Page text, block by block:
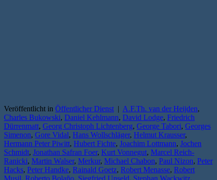
Veröffentlicht in Öffentlicher Dienst | A.F.Th. van der Heijden,
Charles Bukowski, Daniel Kehlmann, David Lodge, Friedrich
Dürrenmatt, Georg Christoph Lichtenberg, George Tabori, Georges
Simenon, Gore Vidal, Hans Wollschläger, Helmut Krausser,
Hermann Peter Piwitt, Hubert Fichte, Joachim Lottmann, Jochen
Schmidt, Jonathan Safran Foer, Kurt Vonnegut, Marcel Reich-
Ranicki, Martin Walser, Merkur, Michael Chabon, Paul Nizon, Peter
Hacks, Peter Handke, Rainald Goetz, Robert Menasse, Robert
Musil, Roberto Bolaño, Siegfried Unseld, Stephan Wackwitz,